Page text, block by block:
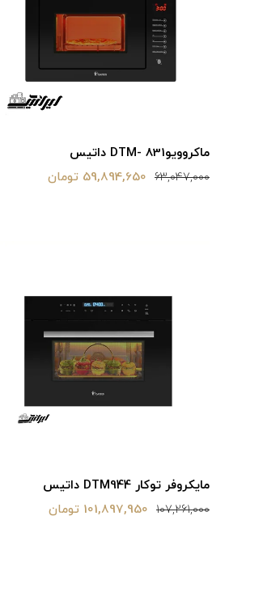
ماکروویوDTM- 831 داتیس
63,047,000 59,894,650 تومان
مایکروفر توکار DTM944 داتیس
107,261,000 101,897,950 تومان